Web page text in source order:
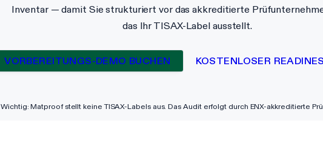
Inventar — damit Sie strukturiert vor das akkreditierte
das Ihr TISAX-Label ausstellt.
VORBEREITUNGS-DEMO BUCHEN KOSTENLOSER
Wichtig: Matproof stellt keine TISAX-Labels aus. Das Audit erfolgt durch ENX-akkreditierte